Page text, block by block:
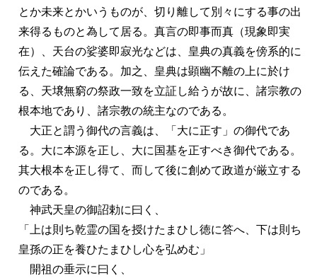
とか未来とかいうものが、切り離して別々にする事の出
来得るものと為して居る。真言の即事而真（現象即実
在）、天台の娑婆即寂光などは、皇典の真義を傍系的に
伝えた確論である。加之、皇典は顕幽不離の上に於け
る、天壌無窮の祭政一致を立証し給うが故に、諸宗教の
根本地であり、諸宗教の統主なのである。
大正と謂う御代の言義は、「大に正す」の御代であ
る。大に本源を正し、大に国基を正すべき御代である。
其大根本を正し得て、而して後に創めて政道が厳立する
のである。
神武天皇の御詔勅に曰く、
「上は則ち乾霊の国を授けたまひし徳に答へ、下は則ち
皇孫の正を養ひたまひし心を弘めむ」
開祖の垂示に曰く、